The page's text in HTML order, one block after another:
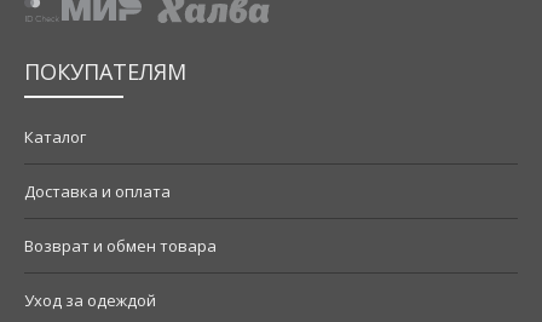
ПОКУПАТЕЛЯМ
Каталог
Доставка и оплата
Возврат и обмен товара
Уход за одеждой